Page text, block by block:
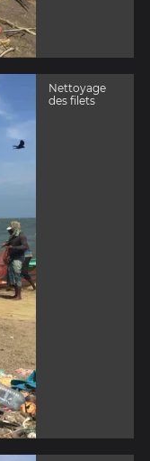
Nettoyage
des filets